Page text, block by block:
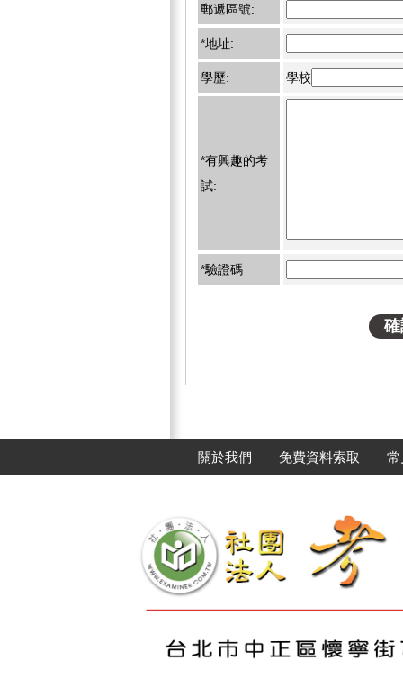
郵遞區號:
*地址:
學歷: 學校
*有興趣的考
試:
*驗證碼
關於我們 免費資料索取 常